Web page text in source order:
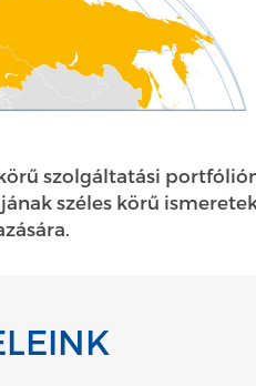
szolgáltatási
széles körű